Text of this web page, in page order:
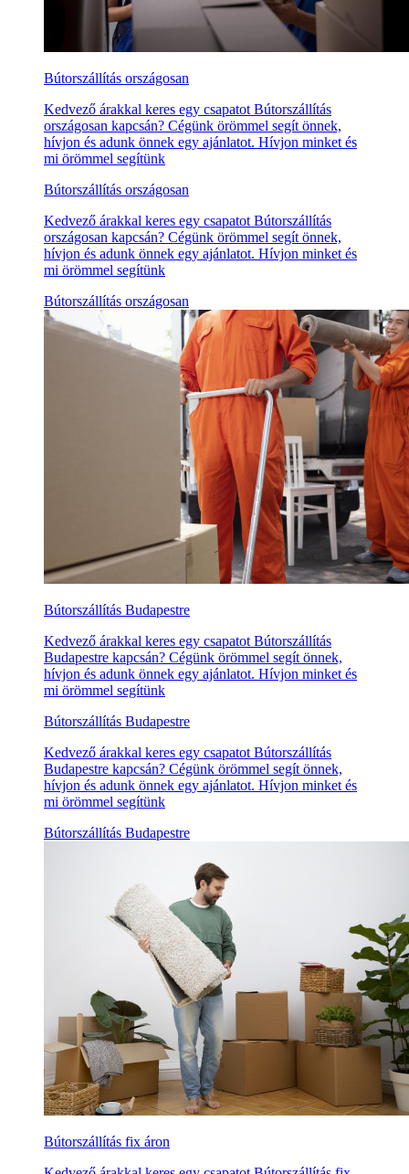
Bútorszállítás országosan
Kedvező árakkal keres egy csapatot Bútorszállítás
országosan kapcsán? Cégünk örömmel segít önnek,
hívjon és adunk önnek egy ajánlatot. Hívjon minket és
mi örömmel segítünk
Bútorszállítás országosan
Kedvező árakkal keres egy csapatot Bútorszállítás
országosan kapcsán? Cégünk örömmel segít önnek,
hívjon és adunk önnek egy ajánlatot. Hívjon minket és
mi örömmel segítünk
Bútorszállítás országosan
Bútorszállítás Budapestre
Kedvező árakkal keres egy csapatot Bútorszállítás
Budapestre kapcsán? Cégünk örömmel segít önnek,
hívjon és adunk önnek egy ajánlatot. Hívjon minket és
mi örömmel segítünk
Bútorszállítás Budapestre
Kedvező árakkal keres egy csapatot Bútorszállítás
Budapestre kapcsán? Cégünk örömmel segít önnek,
hívjon és adunk önnek egy ajánlatot. Hívjon minket és
mi örömmel segítünk
Bútorszállítás Budapestre
Bútorszállítás fix áron